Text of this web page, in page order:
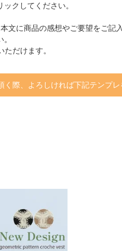
クしてください。
文に商品の感想やご要望をご記入
だけます。
く際、よろしければ下記テンプレ